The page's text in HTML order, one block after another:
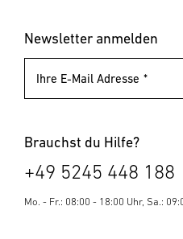
Blindnietmuttern
Newsletter anmelden
Ihre E-Mail Adresse
Brauchst du Hilfe?
+49 5245 448 188
Mo. - Fr.: 08:00 - 18:00 Uhr, Sa.: